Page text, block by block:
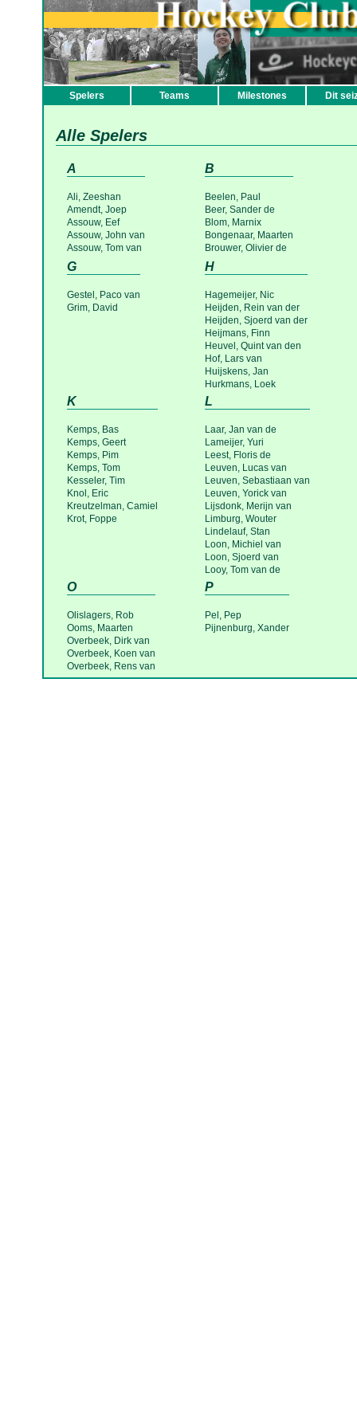
Spelers Teams Milestones Dit
Alle Spelers
A
Ali, Zeeshan
Amendt, Joep
Assouw, Eef
Assouw, John van
Assouw, Tom van
B
Beelen, Paul
Beer, Sander de
Blom, Marnix
Bongenaar, Maarten
Brouwer, Olivier de
G
Gestel, Paco van
Grim, David
H
Hagemeijer, Nic
Heijden, Rein van der
Heijden, Sjoerd van der
Heijmans, Finn
Heuvel, Quint van den
Hof, Lars van
Huijskens, Jan
Hurkmans, Loek
K
Kemps, Bas
Kemps, Geert
Kemps, Pim
Kemps, Tom
Kesseler, Tim
Knol, Eric
Kreutzelman, Camiel
Krot, Foppe
L
Laar, Jan van de
Lameijer, Yuri
Leest, Floris de
Leuven, Lucas van
Leuven, Sebastiaan van
Leuven, Yorick van
Lijsdonk, Merijn van
Limburg, Wouter
Lindelauf, Stan
Loon, Michiel van
Loon, Sjoerd van
Looy, Tom van de
O
Olislagers, Rob
Ooms, Maarten
Overbeek, Dirk van
Overbeek, Koen van
Overbeek, Rens van
Overdijk, Huub van
P
Pel, Pep
Pijnenburg, Xander